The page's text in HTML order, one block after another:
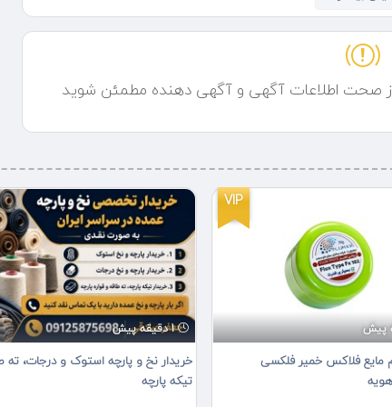
از صحت اطلاعات آگهی و آگهی دهنده مطمئن شوید
1 دقیقه پیش
خریدار نخ و پارچه استوک و درجات، ته
تیکه پارچه
VIP
مایع فلاکس خمیر فلکسی